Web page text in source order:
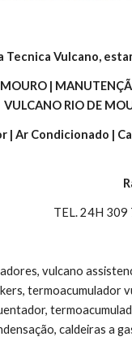
Tecnica Vulcano,
|
VULCANO RIO DE
| Ar Condicionado |
TEL. 24H
vulcano
termoacumulador
caldeiras a